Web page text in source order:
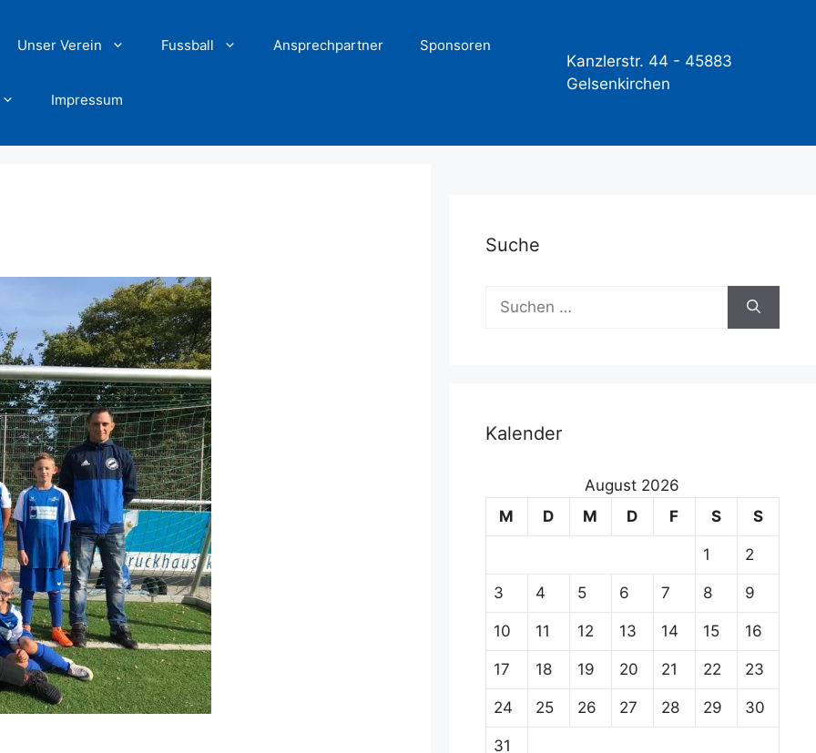
Unser Verein Fussball Ansprechpartner Sponsoren
Impressum
Kanzlerstr. 44 - 45883
Gelsenkirchen
Suche
Suchen
nach:
Kalender
August 2026
M
D M D F S S
1 2
3 4 5 6 7 8 9
10 11 12 13 14 15 16
17 18 19 20 21 22 23
24 25 26 27 28 29 30
31